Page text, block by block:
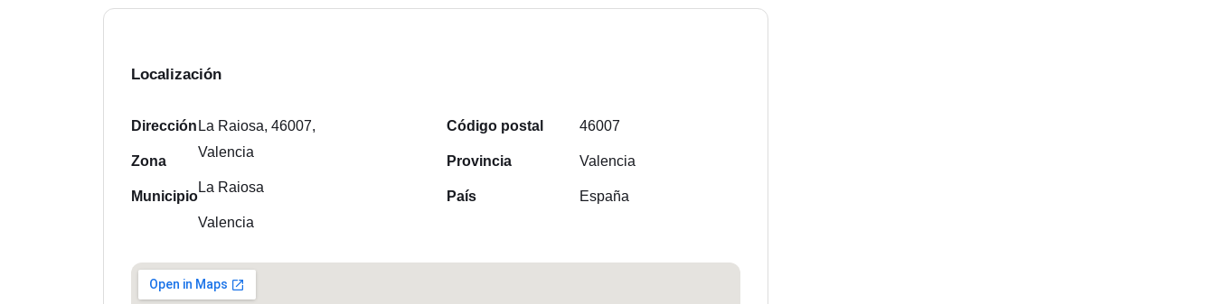
Localización
Dirección
Zona
Municipio
La Raiosa, 46007,
Valencia
La Raiosa
Valencia
Código postal
Provincia
País
46007
Valencia
España